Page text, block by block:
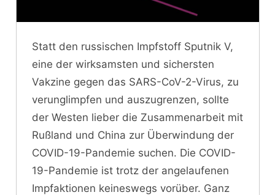
Statt den russischen Impfstoff Sputnik V,
eine der wirksamsten und sichersten
Vakzine gegen das SARS-CoV-2-Virus, zu
verunglimpfen und auszugrenzen, sollte
der Westen lieber die Zusammenarbeit mit
Rußland und China zur Überwindung der
COVID-19-Pandemie suchen. Die COVID-
19-Pandemie ist trotz der angelaufenen
Impfaktionen keineswegs vorüber. Ganz